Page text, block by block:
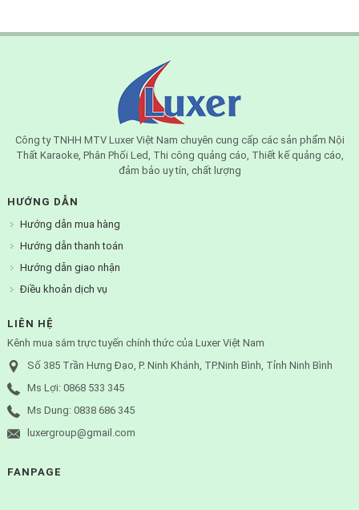
Công ty TNHH MTV Luxer Việt Nam chuyên cung cấp các sản phẩm Nội
Thất Karaoke, Phân Phối Led, Thi công quảng cáo, Thiết kế quảng cáo,
đảm bảo uy tín, chất lượng
HƯỚNG DẪN
Hướng dẫn mua hàng
Hướng dẫn thanh toán
Hướng dẫn giao nhận
Điều khoản dịch vụ
LIÊN HỆ
Kênh mua sắm trực tuyến chính thức của Luxer Việt Nam
Số 385 Trần Hưng Đạo, P. Ninh Khánh, TP.Ninh Bình, Tỉnh Ninh Bình
Ms Lợi: 0868 533 345
Ms Dung: 0838 686 345
luxergroup@gmail.com
FANPAGE